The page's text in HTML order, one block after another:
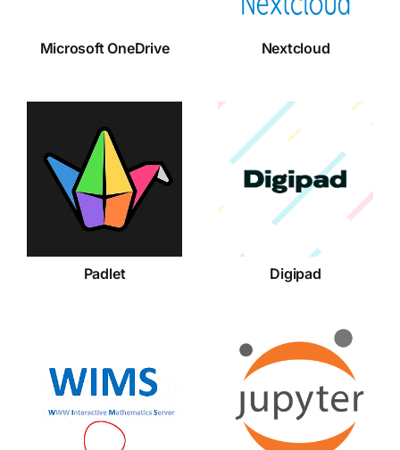
Microsoft OneDrive Nextcloud
Padlet
Padlet
Digipad
Digipad
WIMS Jupyter